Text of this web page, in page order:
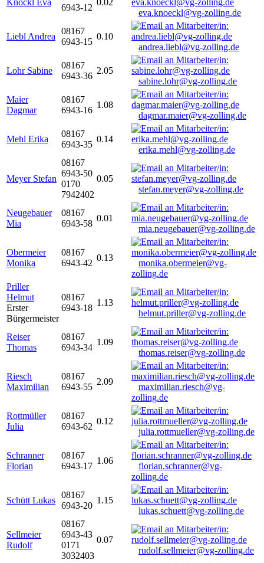
Knöckl Eva
6943-12
0.02
eva.knoeckl@vg-zolling.de
Liebl Andrea
08167
6943-15
0.10
andrea.liebl@vg-zolling.de
Lohr Sabine
08167
6943-36
2.05
sabine.lohr@vg-zolling.de
Maier
Dagmar
08167
6943-16
1.08
dagmar.maier@vg-zolling.de
Mehl Erika
08167
6943-35
0.14
erika.mehl@vg-zolling.de
Meyer Stefan
08167
6943-50
0170
7942402
0.05
stefan.meyer@vg-zolling.de
Neugebauer
Mia
08167
6943-58
0.01
mia.neugebauer@vg-zolling.de
Obermeier
Monika
08167
6943-42
0.13
monika.obermeier@vg-
zolling.de
Priller
Helmut
Erster
Bürgermeister
08167
6943-18
1.13
helmut.priller@vg-zolling.de
Reiser
Thomas
08167
6943-34
1.09
thomas.reiser@vg-zolling.de
Riesch
Maximilian
08167
6943-55
2.09
maximilian.riesch@vg-
zolling.de
Rottmüller
Julia
08167
6943-62
0.12
julia.rottmueller@vg-zolling.de
Schranner
Florian
08167
6943-17
1.06
florian.schranner@vg-
zolling.de
Schütt Lukas
08167
6943-20
1.15
lukas.schuett@vg-zolling.de
Sellmeier
Rudolf
08167
6943-43
0171
3032403
0.07
rudolf.sellmeier@vg-zolling.de